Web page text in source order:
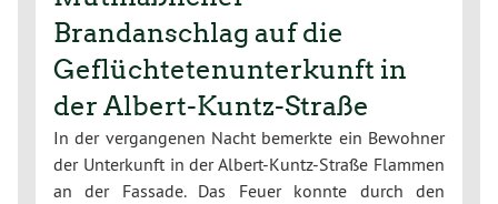
Brandanschlag auf die
Geflüchtetenunterkunft in
der Albert-Kuntz-Straße
In der vergangenen Nacht bemerkte ein Bewohner
der Unterkunft in der Albert-Kuntz-Straße Flammen
an der Fassade. Das Feuer konnte durch den